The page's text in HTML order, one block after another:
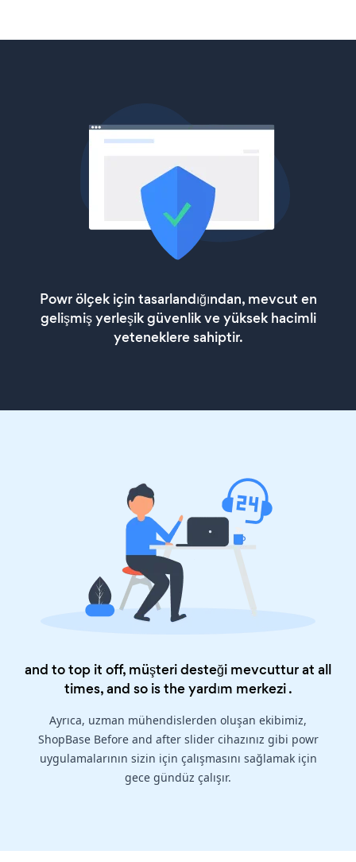
Powr ölçek için tasarlandığından, mevcut en
gelişmiş yerleşik güvenlik ve yüksek hacimli
yeteneklere sahiptir.
and to top it off, müşteri desteği mevcuttur at all
times, and so is theyardım merkezi.
Ayrıca, uzman mühendislerden oluşan ekibimiz,
ShopBase Before and after slider cihazınız gibi powr
uygulamalarının sizin için çalışmasını sağlamak için
gece gündüz çalışır.